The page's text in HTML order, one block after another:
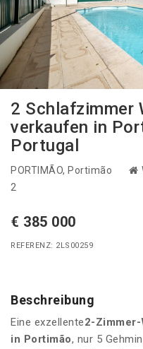
2 Schlafzimmer
verkaufen in
Portugal
PORTIMÃO, Portimão
2
€ 385 000
REFERENZ: 2LS00259
Beschreibung
Eine exzellente2-Zimmer-
in Portimão, nur 5